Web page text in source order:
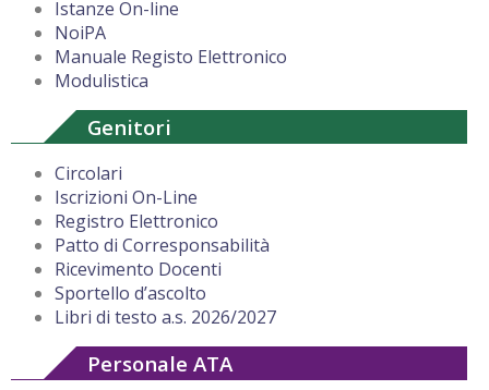
Istanze On-line
NoiPA
Manuale Registo Elettronico
Modulistica
Genitori
Circolari
Iscrizioni On-Line
Registro Elettronico
Patto di Corresponsabilità
Ricevimento Docenti
Sportello d’ascolto
Libri di testo a.s. 2026/2027
Personale ATA